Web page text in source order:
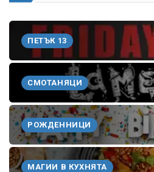
ПЕТЪК 13
СМОТАНЯЦИ
РОЖДЕННИЦИ
МАГИИ В КУХНЯТА